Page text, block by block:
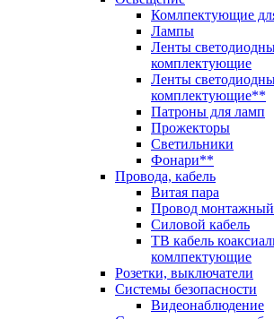
Комлпектующие
Лампы
Ленты
комплектующие
Ленты
комплектующие**
Патроны для ламп
Прожекторы
Светильники
Фонари**
Провода, кабель
Витая пара
Провод монтажный
Силовой кабель
ТВ кабель
комлпектующие
Розетки, выключатели
Системы безопасности
Видеонаблюдение